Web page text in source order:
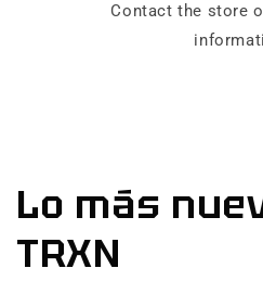
Contact the store
Lo más
TRXN